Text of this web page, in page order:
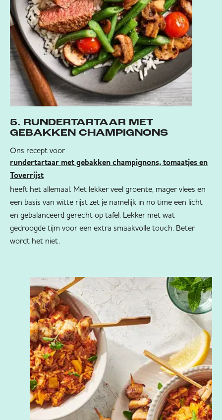
5. RUNDERTARTAAR MET
GEBAKKEN CHAMPIGNONS
Ons recept voor
rundertartaar met gebakken champignons, tomaatjes en
Toverrijst
heeft het allemaal. Met lekker veel groente, mager vlees en
een basis van witte rijst zet je namelijk in no time een licht
en gebalanceerd gerecht op tafel. Lekker met wat
gedroogde tijm voor een extra smaakvolle touch. Beter
wordt het niet.